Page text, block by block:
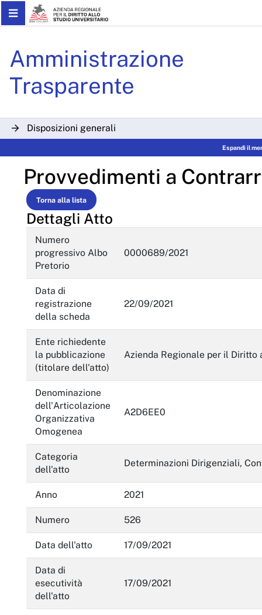
Skip to Main Content
Amministrazione
Trasparente
Disposizioni generali
Consulenti e collaboratori
Personale
Bandi di concorso
Performance
Enti controllati
Attività e procedimenti
Provvedimenti
Provvedimenti organi indirizzo politico
Provvedimenti dirigenti amministrativi
Bandi di gara e contratti
Sovvenzioni, contributi, sussidi, vantaggi economici
Bilanci
Beni immobili e gestione patrimonio
Controlli e rilievi sull'amministrazione
Opere pubbliche
Pianificazione e governo del territorio
Espandi il
Provvedimenti a
Torna alla lista
Dettagli Atto
Numero
progressivo Albo
Pretorio
0000689/2021
Data di
registrazione
della scheda
22/09/2021
Ente richiedente
la pubblicazione
(titolare dell'atto)
Azienda Regionale per il
Denominazione
dell'Articolazione
Organizzativa
Omogenea
A2D6EE0
Categoria
dell'atto
Determinazioni Dirigenziali,
Anno 2021
Numero 526
Data dell'atto 17/09/2021
Data di
esecutività
dell'atto
17/09/2021